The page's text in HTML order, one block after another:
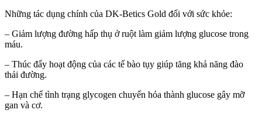
Những tác dụng chính của DK-Betics Gold đối với sức khỏe:
– Giảm lượng đường hấp thụ ở ruột làm giảm lượng glucose trong
máu.
– Thúc đẩy hoạt động của các tế bào tụy giúp tăng khả năng đào
thải đường.
– Hạn chế tình trạng glycogen chuyển hóa thành glucose gây mỡ
gan và cơ.